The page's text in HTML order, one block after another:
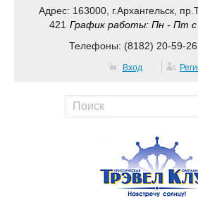
Адрес: 163000, г.Архангельск,
421 График работы: Пн - Пт с
Телефоны: (8182) 20-59-
Вход